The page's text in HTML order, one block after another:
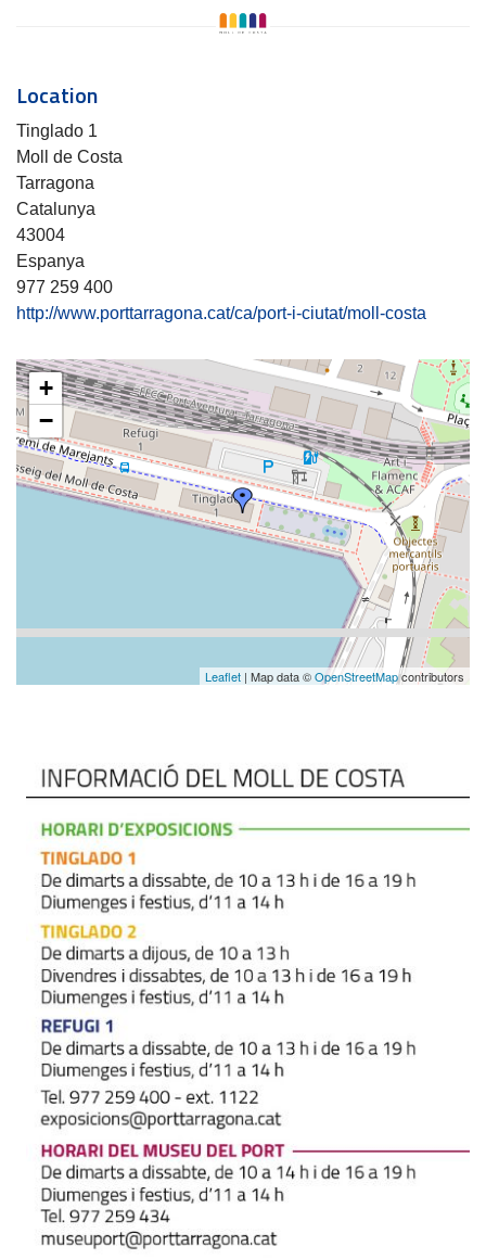
Location
Tinglado 1
Moll de Costa
Tarragona
Catalunya
43004
Espanya
977 259 400
http://www.porttarragona.cat/ca/port-i-ciutat/moll-costa
+
−
Leaflet | Map data ©OpenStreetMapcontributors